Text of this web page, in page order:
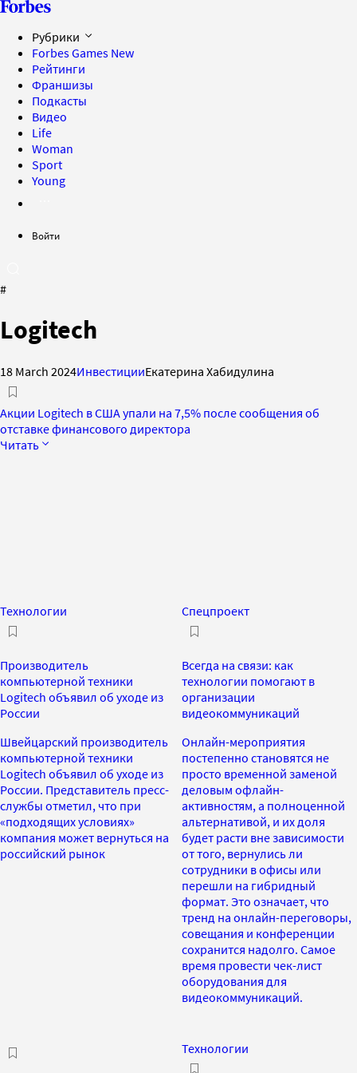
Рубрики
Forbes Games New
Рейтинги
Франшизы
Подкасты
Видео
Life
Woman
Sport
Young
Войти
#
Logitech
18 March 2024ИнвестицииЕкатерина Хабидулина
Акции Logitech в США упали на 7,5% после сообщения об
отставке финансового директора
Читать
Технологии
Производитель
компьютерной техники
Logitech объявил об уходе из
России
Швейцарский производитель
компьютерной техники
Logitech объявил об уходе из
России. Представитель пресс-
службы отметил, что при
«подходящих условиях»
компания может вернуться на
российский рынок
Спецпроект
Всегда на связи: как
технологии помогают в
организации
видеокоммуникаций
Онлайн-мероприятия
постепенно становятся не
просто временной заменой
деловым офлайн-
активностям, а полноценной
альтернативой, и их доля
будет расти вне зависимости
от того, вернулись ли
сотрудники в офисы или
перешли на гибридный
формат. Это означает, что
тренд на онлайн-переговоры,
совещания и конференции
сохранится надолго. Самое
время провести чек-лист
оборудования для
видеокоммуникаций.
Технологии